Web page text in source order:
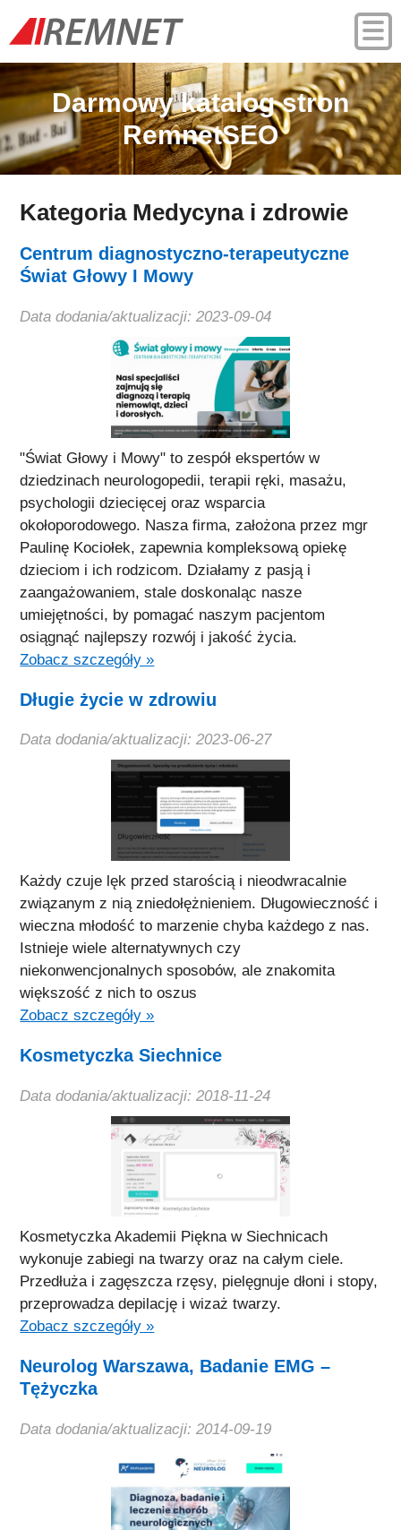
Darmowy katalog stron
RemnetSEO
Kategoria Medycyna i zdrowie
Centrum diagnostyczno-terapeutyczne
Świat Głowy I Mowy
Data dodania/aktualizacji: 2023-09-04
"Świat Głowy i Mowy" to zespół ekspertów w
dziedzinach neurologopedii, terapii ręki, masażu,
psychologii dziecięcej oraz wsparcia
okołoporodowego. Nasza firma, założona przez mgr
Paulinę Kociołek, zapewnia kompleksową opiekę
dzieciom i ich rodzicom. Działamy z pasją i
zaangażowaniem, stale doskonaląc nasze
umiejętności, by pomagać naszym pacjentom
osiągnąć najlepszy rozwój i jakość życia.
Zobacz szczegóły »
Długie życie w zdrowiu
Data dodania/aktualizacji: 2023-06-27
Każdy czuje lęk przed starością i nieodwracalnie
związanym z nią zniedołężnieniem. Długowieczność i
wieczna młodość to marzenie chyba każdego z nas.
Istnieje wiele alternatywnych czy
niekonwencjonalnych sposobów, ale znakomita
większość z nich to oszus
Zobacz szczegóły »
Kosmetyczka Siechnice
Data dodania/aktualizacji: 2018-11-24
Kosmetyczka Akademii Piękna w Siechnicach
wykonuje zabiegi na twarzy oraz na całym ciele.
Przedłuża i zagęszcza rzęsy, pielęgnuje dłoni i stopy,
przeprowadza depilację i wizaż twarzy.
Zobacz szczegóły »
Neurolog Warszawa, Badanie EMG –
Tężyczka
Data dodania/aktualizacji: 2014-09-19